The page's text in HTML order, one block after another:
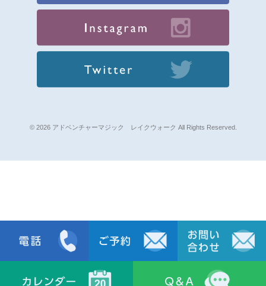
© 2026 アドベンチャーマジック レイクウォーク All Rights Reserved.